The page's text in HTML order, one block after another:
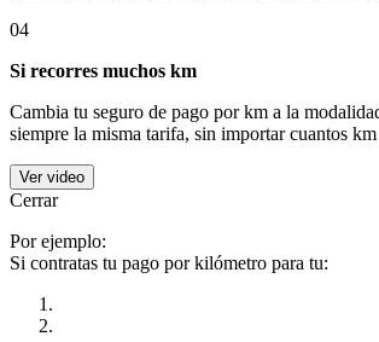
04
Si recorres muchos km
Cambia tu seguro de pago por km a la
siempre la misma tarifa, sin importar cuantos km
Ver video
Cerrar
Por ejemplo:
Si contratas tu pago por kilómetro para tu: